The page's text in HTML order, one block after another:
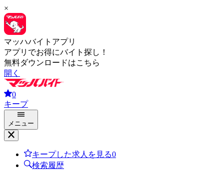
×
マッハバイトアプリ
アプリでお得にバイト探し！
無料ダウンロードはこちら
開く
0
キープ
メニュー
キープした求人を見る0
検索履歴